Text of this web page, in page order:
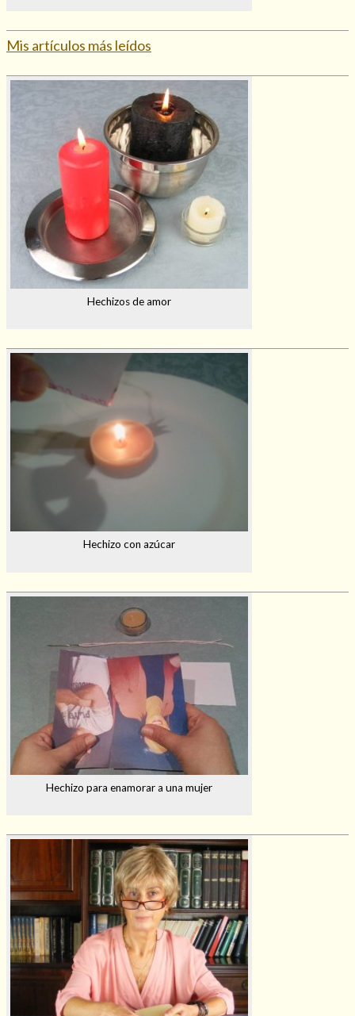
Mis artículos más leídos
Hechizos de amor
Hechizo con azúcar
Hechizo para enamorar a una mujer